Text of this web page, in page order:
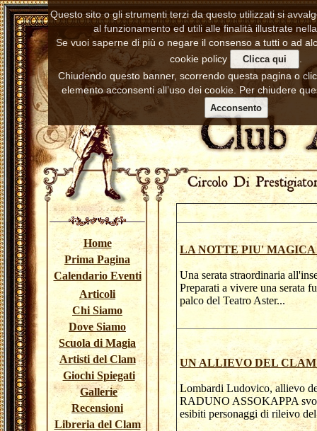
Home
Prima Pagina
Calendario Eventi
Articoli
Chi Siamo
Dove Siamo
Scuola di Magia
Artisti del Clam
Giochi Spiegati
Gallerie
Recensioni
Libreria del Clam
Questo sito o gli strumenti terzi da questo utilizzati si
al funzionamento ed utili alle finalità illustrate
Se vuoi saperne di più o negare il consenso a tutti o ad
cookie policy
Clicca qui
Chiudendo questo banner, scorrendo questa pagina o
elemento acconsenti all’uso dei cookie. Per chiudere
Acconsento
LA NOTTE PIU'
Una serata straordinaria
Preparati a vivere una serata
palco del Teatro
UN ALLIEVO DEL CLAM
Lombardi Ludovico, allievo
RADUNO ASSOKAPPA
esibiti personaggi di rileivo